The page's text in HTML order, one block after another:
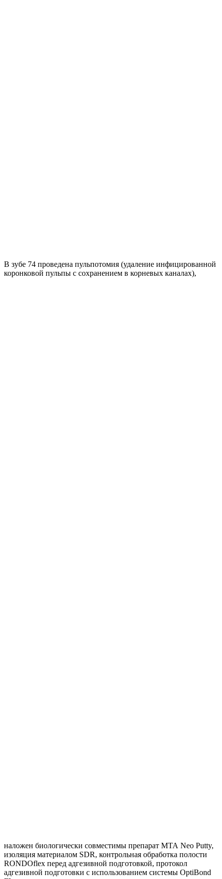
В зубе 74 проведена пульпотомия (удаление инфицированной
коронковой пульпы с сохранением в корневых каналах),
наложен биологически совместимы препарат МТА Neo Putty,
изоляция материалом SDR, контрольная обработка полости
RONDOflex перед адгезивной подготовкой, протокол
адгезивной подготовки с использованием системы OptiBond